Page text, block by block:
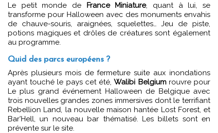
Le petit monde de France Miniature, quant à lui, se
transforme pour Halloween avec des monuments envahis
de chauve-souris, araignées, squelettes… Jeu de piste,
potions magiques et drôles de créatures sont également
au programme.
Quid des parcs européens ?
Après plusieurs mois de fermeture suite aux inondations
ayant touché le pays cet été,Walibi Belgiumrouvre pour
Le plus grand événement Halloween de Belgique avec
trois nouvelles grandes zones immersives dont le terrifiant
Rebellion Land, la nouvelle maison hantée Lost Forest, et
Bar’Hell, un nouveau bar thématisé. Les billets sont en
prévente sur le site.